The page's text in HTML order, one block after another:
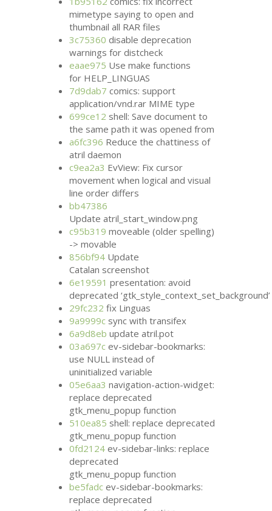
mimetype saying to open and
thumbnail all RAR files
3c75360 disable deprecation
warnings for distcheck
eaae975 Use make functions
for HELP_LINGUAS
7d9dab7 comics: support
application/vnd.rar MIME type
699ce12 shell: Save document to
the same path it was opened from
a6fc396 Reduce the chattiness of
atril daemon
c9ea2a3 EvView: Fix cursor
movement when logical and visual
line order differs
bb47386
Update atril_start_window.png
c95b319 moveable (older spelling)
-> movable
856bf94 Update
Catalan screenshot
6e19591 presentation: avoid
deprecated ‘gtk_style_context_set_background’
29fc232 fix Linguas
9a9999c sync with transifex
6a9d8eb update atril.pot
03a697c ev-sidebar-bookmarks:
use NULL instead of
uninitialized variable
05e6aa3 navigation-action-widget:
replace deprecated
gtk_menu_popup function
510ea85 shell: replace deprecated
gtk_menu_popup function
0fd2124 ev-sidebar-links: replace
deprecated
gtk_menu_popup function
be5fadc ev-sidebar-bookmarks:
replace deprecated